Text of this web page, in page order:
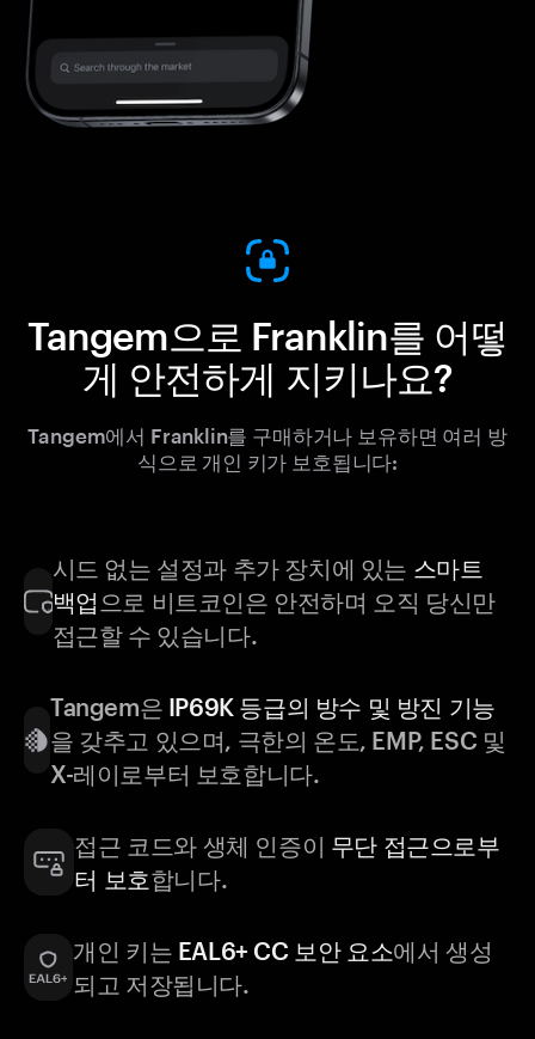
Tangem으로 Franklin를 어떻
게 안전하게 지키나요?
Tangem에서 Franklin를 구매하거나 보유하면 여러 방
식으로 개인 키가 보호됩니다:
시드 없는 설정과 추가 장치에 있는 스마트
백업 으로 비트코인은 안전하며 오직 당신만
접근할 수 있습니다.
Tangem은 IP69K 등급의 방수 및 방진 기능
을 갖추고 있으며, 극한의 온도, EMP, ESC 및
X-레이로부터 보호합니다.
접근 코드와 생체 인증이 무단 접근으로부
터 보호합니다.
개인 키는 EAL6+ CC 보안 요소에서 생성
되고 저장됩니다.